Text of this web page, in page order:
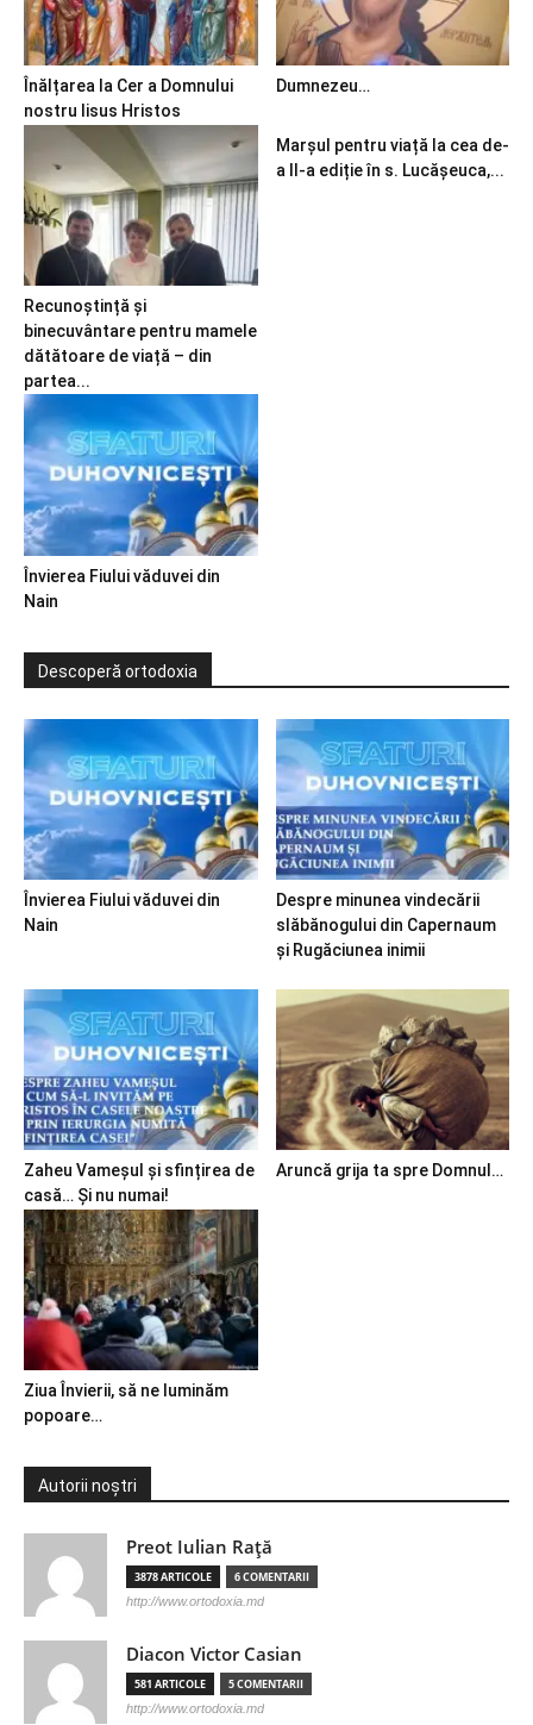
Înălțarea la Cer a Domnului
nostru Iisus Hristos
Dumnezeu…
Recunoștință și
binecuvântare pentru mamele
dătătoare de viață – din
partea...
Marșul pentru viață la cea de-
a II-a ediție în s. Lucășeuca,...
Învierea Fiului văduvei din
Nain
Descoperă ortodoxia
Învierea Fiului văduvei din
Nain
Despre minunea vindecării
slăbănogului din Capernaum
și Rugăciunea inimii
Zaheu Vameșul și sfințirea de
casă… Și nu numai!
Aruncă grija ta spre Domnul…
Ziua Învierii, să ne luminăm
popoare…
Autorii noștri
Preot Iulian Raţă
3878 ARTICOLE 6 COMENTARII
http://www.ortodoxia.md
Diacon Victor Casian
581 ARTICOLE 5 COMENTARII
http://www.ortodoxia.md